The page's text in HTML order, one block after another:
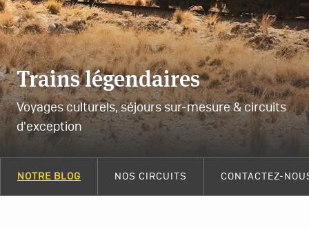
Trains légendaires
Voyages culturels, séjours sur-mesure & circuits
d'exception
NOTRE BLOG NOS CIRCUITS CONTACTEZ-